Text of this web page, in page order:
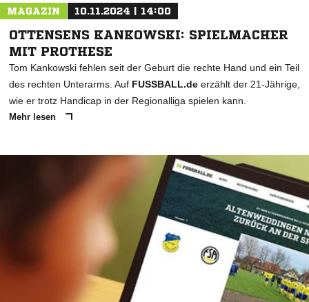
MAGAZIN 10.11.2024 | 14:00
OTTENSENS KANKOWSKI: SPIELMACHER
MIT PROTHESE
Tom Kankowski fehlen seit der Geburt die rechte Hand und ein Teil
des rechten Unterarms. Auf FUSSBALL.de erzählt der 21-Jährige,
wie er trotz Handicap in der Regionalliga spielen kann.
Mehr lesen